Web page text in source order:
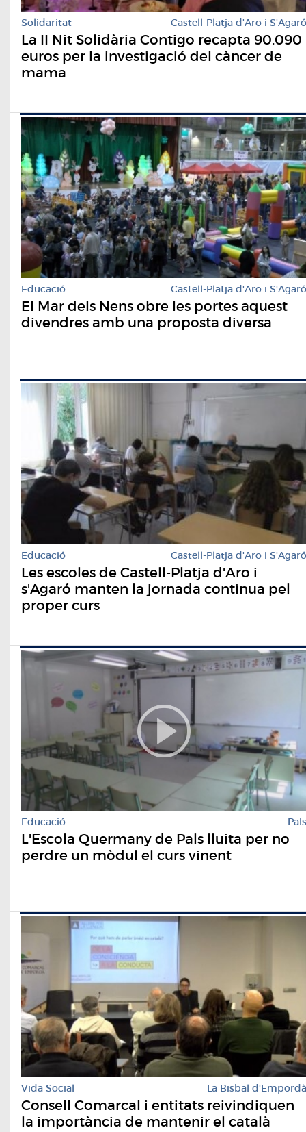
Solidaritat Castell-Platja d'Aro i S'Agaró
La II Nit Solidària Contigo recapta 90.090
euros per la investigació del càncer de
mama
Educació Castell-Platja d'Aro i S'Agaró
El Mar dels Nens obre les portes aquest
divendres amb una proposta diversa
Educació Castell-Platja d'Aro i S'Agaró
Les escoles de Castell-Platja d'Aro i
s'Agaró manten la jornada continua pel
proper curs
Educació Pals
L'Escola Quermany de Pals lluita per no
perdre un mòdul el curs vinent
Vida Social La Bisbal d'Empordà
Consell Comarcal i entitats reivindiquen
la importància de mantenir el català